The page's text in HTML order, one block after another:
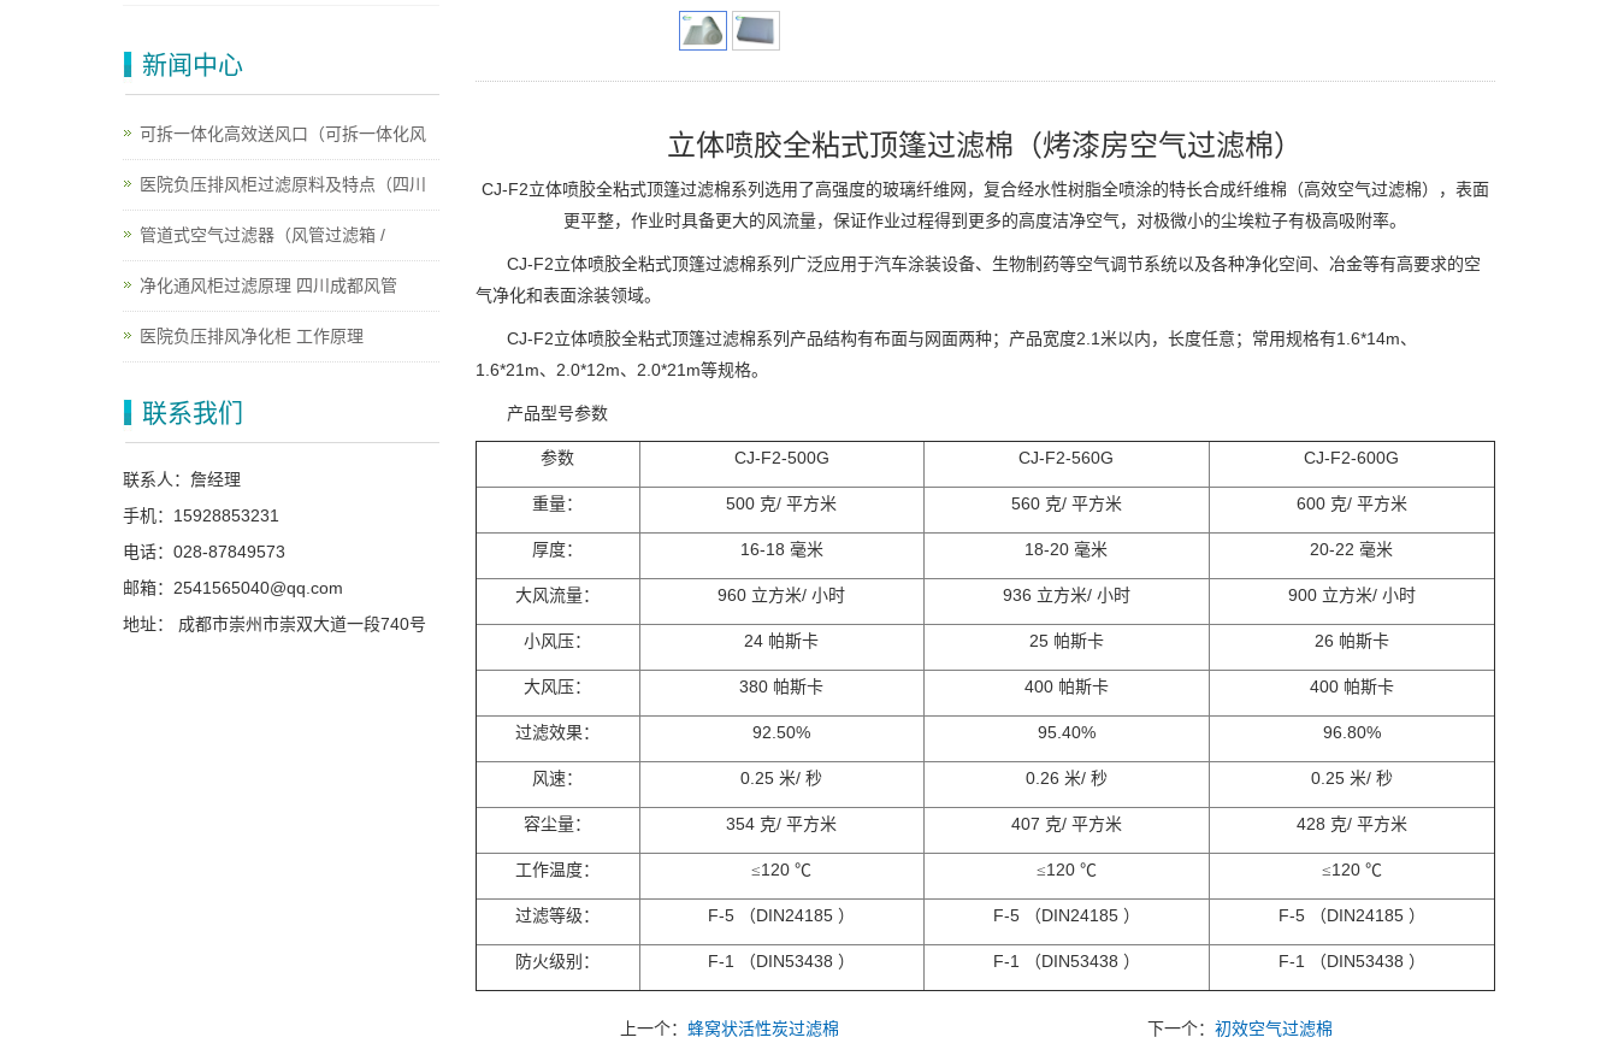
立体喷胶全粘式顶篷过滤棉（烤漆房空气过滤棉）
CJ-F2立体喷胶全粘式顶篷过滤棉系列选用了高强度的玻璃纤维网，复合经水性树脂全喷涂的特长合成纤维棉（高效空气过滤棉），表面
更平整，作业时具备更大的风流量，保证作业过程得到更多的高度洁净空气，对极微小的尘埃粒子有极高吸附率。
CJ-F2立体喷胶全粘式顶篷过滤棉系列广泛应用于汽车涂装设备、生物制药等空气调节系统以及各种净化空间、冶金等有高要求的空
气净化和表面涂装领域。
CJ-F2立体喷胶全粘式顶篷过滤棉系列产品结构有布面与网面两种；产品宽度2.1米以内，长度任意；常用规格有1.6*14m、
1.6*21m、2.0*12m、2.0*21m等规格。
产品型号参数
参数 CJ-F2-500G CJ-F2-560G CJ-F2-600G
重量： 500 克/ 平方米 560 克/ 平方米 600 克/ 平方米
厚度： 16-18 毫米 18-20 毫米 20-22 毫米
大风流量： 960 立方米/ 小时 936 立方米/ 小时 900 立方米/ 小时
小风压： 24 帕斯卡 25 帕斯卡 26 帕斯卡
大风压： 380 帕斯卡 400 帕斯卡 400 帕斯卡
过滤效果： 92.50% 95.40% 96.80%
风速： 0.25 米/ 秒 0.26 米/ 秒 0.25 米/ 秒
容尘量： 354 克/ 平方米 407 克/ 平方米 428 克/ 平方米
工作温度： ≤120 ℃ ≤120 ℃ ≤120 ℃
过滤等级： F-5 （DIN24185 ） F-5 （DIN24185 ） F-5 （DIN24185 ）
防火级别： F-1 （DIN53438 ） F-1 （DIN53438 ） F-1 （DIN53438 ）
上一个： 蜂窝状活性炭过滤棉 下一个：初效空气过滤棉
新闻中心
可拆一体化高效送风口（可拆一体化风
医院负压排风柜过滤原料及特点（四川
管道式空气过滤器（风管过滤箱 /
净化通风柜过滤原理 四川成都风管
医院负压排风净化柜 工作原理
联系我们
联系人：詹经理
手机：15928853231
电话：028-87849573
邮箱：2541565040@qq.com
地址： 成都市崇州市崇双大道一段740号